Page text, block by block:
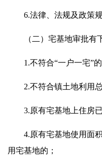
6.法律、法规及政策规
（二）宅基地审批有下
1.不符合“一户一宅”的
2.不符合镇土地利用总
3.原有宅基地上住房已
4.原有宅基地使用面积
用宅基地的；